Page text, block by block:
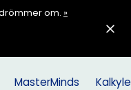
om. »
MasterMinds